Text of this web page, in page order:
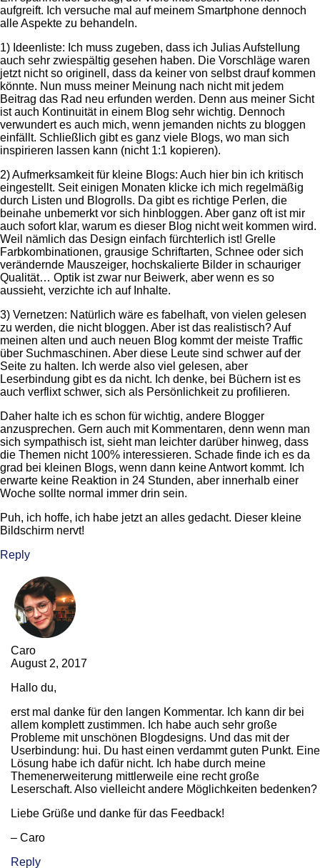
aufgreift. Ich versuche mal auf meinem Smartphone dennoch
alle Aspekte zu behandeln.
1) Ideenliste: Ich muss zugeben, dass ich Julias Aufstellung
auch sehr zwiespältig gesehen haben. Die Vorschläge waren
jetzt nicht so originell, dass da keiner von selbst drauf kommen
könnte. Nun muss meiner Meinung nach nicht mit jedem
Beitrag das Rad neu erfunden werden. Denn aus meiner Sicht
ist auch Kontinuität in einem Blog sehr wichtig. Dennoch
verwundert es auch mich, wenn jemanden nichts zu bloggen
einfällt. Schließlich gibt es ganz viele Blogs, wo man sich
inspirieren lassen kann (nicht 1:1 kopieren).
2) Aufmerksamkeit für kleine Blogs: Auch hier bin ich kritisch
eingestellt. Seit einigen Monaten klicke ich mich regelmäßig
durch Listen und Blogrolls. Da gibt es richtige Perlen, die
beinahe unbemerkt vor sich hinbloggen. Aber ganz oft ist mir
auch sofort klar, warum es dieser Blog nicht weit kommen wird.
Weil nämlich das Design einfach fürchterlich ist! Grelle
Farbkombinationen, grausige Schriftarten, Schnee oder sich
verändernde Mauszeiger, hochskalierte Bilder in schauriger
Qualität… Optik ist zwar nur Beiwerk, aber wenn es so
aussieht, verzichte ich auf Inhalte.
3) Vernetzen: Natürlich wäre es fabelhaft, von vielen gelesen
zu werden, die nicht bloggen. Aber ist das realistisch? Auf
meinen alten und auch neuen Blog kommt der meiste Traffic
über Suchmaschinen. Aber diese Leute sind schwer auf der
Seite zu halten. Ich werde also viel gelesen, aber
Leserbindung gibt es da nicht. Ich denke, bei Büchern ist es
auch verflixt schwer, sich als Persönlichkeit zu profilieren.
Daher halte ich es schon für wichtig, andere Blogger
anzusprechen. Gern auch mit Kommentaren, denn wenn man
sich sympathisch ist, sieht man leichter darüber hinweg, dass
die Themen nicht 100% interessieren. Schade finde ich es da
grad bei kleinen Blogs, wenn dann keine Antwort kommt. Ich
erwarte keine Reaktion in 24 Stunden, aber innerhalb einer
Woche sollte normal immer drin sein.
Puh, ich hoffe, ich habe jetzt an alles gedacht. Dieser kleine
Bildschirm nervt!
Reply
Caro
August 2, 2017
Hallo du,
erst mal danke für den langen Kommentar. Ich kann dir bei
allem komplett zustimmen. Ich habe auch sehr große
Probleme mit unschönen Blogdesigns. Und das mit der
Userbindung: hui. Du hast einen verdammt guten Punkt. Eine
Lösung habe ich dafür nicht. Ich habe durch meine
Themenerweiterung mittlerweile eine recht große
Leserschaft. Also vielleicht andere Möglichkeiten bedenken?
Liebe Grüße und danke für das Feedback!
– Caro
Reply